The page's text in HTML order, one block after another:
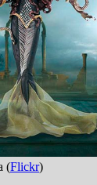
(Flickr)